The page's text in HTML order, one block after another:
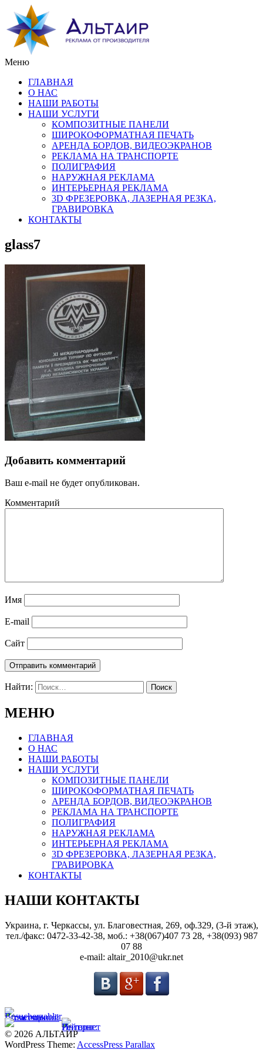
Меню
ГЛАВНАЯ
О НАС
НАШИ РАБОТЫ
НАШИ УСЛУГИ
КОМПОЗИТНЫЕ ПАНЕЛИ
ШИРОКОФОРМАТНАЯ ПЕЧАТЬ
АРЕНДА БОРДОВ, ВИДЕОЭКРАНОВ
РЕКЛАМА НА ТРАНСПОРТЕ
ПОЛИГРАФИЯ
НАРУЖНАЯ РЕКЛАМА
ИНТЕРЬЕРНАЯ РЕКЛАМА
3D ФРЕЗЕРОВКА, ЛАЗЕРНАЯ РЕЗКА,
ГРАВИРОВКА
КОНТАКТЫ
glass7
Добавить комментарий
Ваш e-mail не будет опубликован.
Комментарий
Имя
E-mail
Сайт
Найти:
МЕНЮ
ГЛАВНАЯ
О НАС
НАШИ РАБОТЫ
НАШИ УСЛУГИ
КОМПОЗИТНЫЕ ПАНЕЛИ
ШИРОКОФОРМАТНАЯ ПЕЧАТЬ
АРЕНДА БОРДОВ, ВИДЕОЭКРАНОВ
РЕКЛАМА НА ТРАНСПОРТЕ
ПОЛИГРАФИЯ
НАРУЖНАЯ РЕКЛАМА
ИНТЕРЬЕРНАЯ РЕКЛАМА
3D ФРЕЗЕРОВКА, ЛАЗЕРНАЯ РЕЗКА,
ГРАВИРОВКА
КОНТАКТЫ
НАШИ КОНТАКТЫ
Украина, г. Черкассы, ул. Благовестная, 269, оф.329, (3-й этаж),
тел./факс: 0472-33-42-38, моб.: +38(067)407 73 28, +38(093) 987
07 88
e-mail: altair_2010@ukr.net
© 2026 АЛЬТАИР
WordPress Theme: AccessPress Parallax